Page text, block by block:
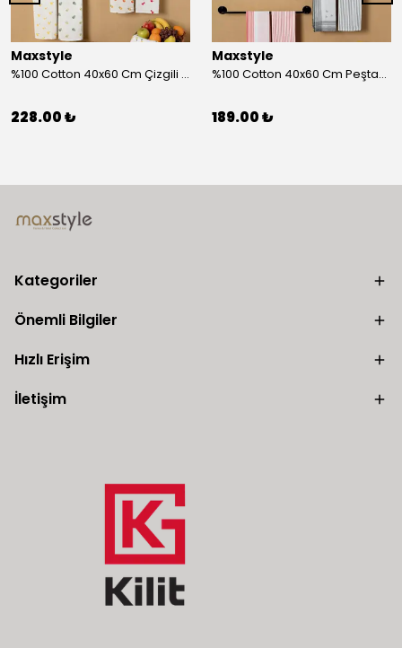
Maxstyle
%100 Cotton 40x60 Cm Çizgili Peştemal Kurulama Bezi 2 Li Set
228.00 ₺
Maxstyle
%100 Cotton 40x60 Cm Peştamal Kurulama Bezi 4 Lü Set
189.00 ₺
Kategoriler
Önemli Bilgiler
Hızlı Erişim
İletişim